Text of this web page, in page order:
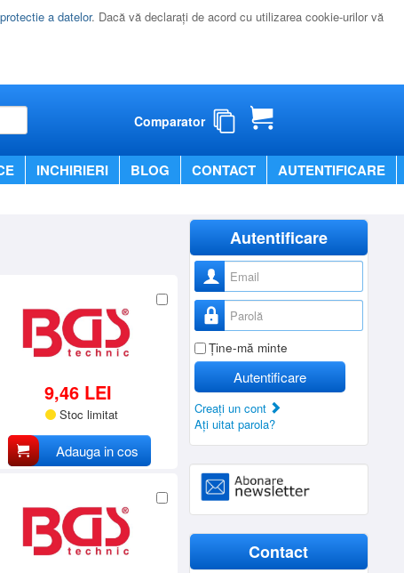
a datelor. Dacă vă declaraţi de acord cu utilizarea cookie-urilor vă
Comparator
INCHIRIERI BLOG CONTACT AUTENTIFICARE
9,46 LEI
Stoc limitat
Adauga in cos
Autentificare
Nume utilizator
Parolă
Ţine-mă minte
Autentificare
Creaţi un cont
Aţi uitat parola?
Contact